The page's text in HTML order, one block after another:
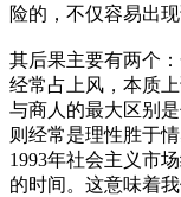
险的，不仅容易出
其后果主要有两个
经常占上风，本质
与商人的最大区别
则经常是理性胜于
1993年社会主义市
的时间。这意味着